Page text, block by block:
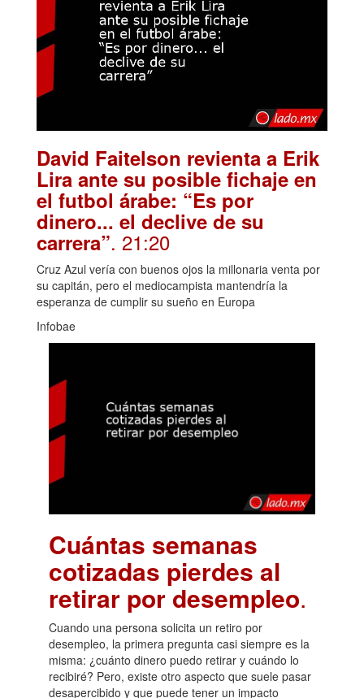
David Faitelson revienta a Erik
Lira ante su posible fichaje en
el futbol árabe: “Es por
dinero... el declive de su
carrera”. 21:20
Cruz Azul vería con buenos ojos la millonaria venta por
su capitán, pero el mediocampista mantendría la
esperanza de cumplir su sueño en Europa
Infobae
Cuántas semanas
cotizadas pierdes al
retirar por desempleo.
Cuando una persona solicita un retiro por
desempleo, la primera pregunta casi siempre es la
misma: ¿cuánto dinero puedo retirar y cuándo lo
recibiré? Pero, existe otro aspecto que suele pasar
desapercibido y que puede tener un impacto